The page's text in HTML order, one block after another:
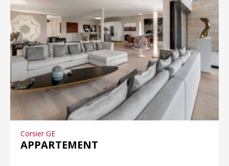
Corsier GE
APPARTEMENT